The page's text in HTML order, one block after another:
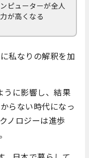
ピューターが全人
が高くなる
私なりの解釈を加
うに影響し、結果
らない時代になっ
ノロジーは進歩